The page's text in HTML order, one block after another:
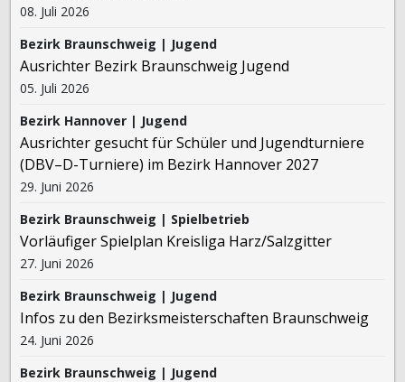
08. Juli 2026
Bezirk Braunschweig | Jugend
Ausrichter Bezirk Braunschweig Jugend
05. Juli 2026
Bezirk Hannover | Jugend
Ausrichter gesucht für Schüler und Jugendturniere
(DBV–D-Turniere) im Bezirk Hannover 2027
29. Juni 2026
Bezirk Braunschweig | Spielbetrieb
Vorläufiger Spielplan Kreisliga Harz/Salzgitter
27. Juni 2026
Bezirk Braunschweig | Jugend
Infos zu den Bezirksmeisterschaften Braunschweig
24. Juni 2026
Bezirk Braunschweig | Jugend